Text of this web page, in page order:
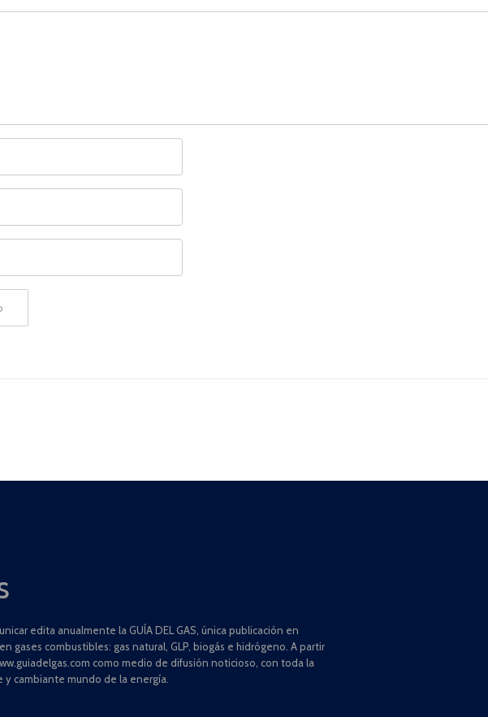
edita anualmente la GUÍA DEL GAS, única publicación en
gases combustibles: gas natural, GLP, biogás e hidrógeno. A partir
como medio de difusión noticioso, con toda la
cambiante mundo de la energía.